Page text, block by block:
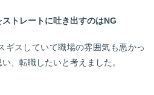
トレートに吐き出すのはNG
ギスしていて職場の雰囲気も悪かっ
、転職したいと考えました。